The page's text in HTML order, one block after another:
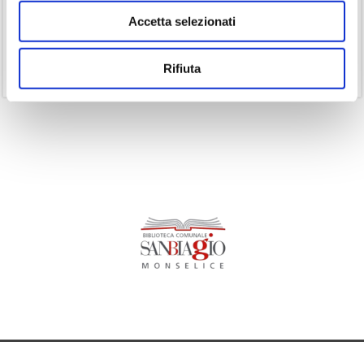
Accetta selezionati
Rifiuta
Senza categoria(1)